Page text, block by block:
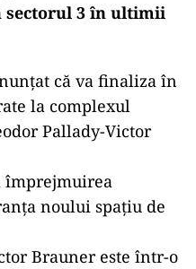
sectorul 3 în ultimii
că va finaliza în
la complexul
Pallady-Victor
împrejmuirea
noului spaţiu de
Brauner este într-o